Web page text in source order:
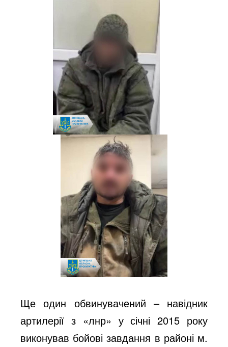
Ще один обвинувачений – навідник
артилерії з «лнр» у січні 2015 року
виконував бойові завдання в районі м.